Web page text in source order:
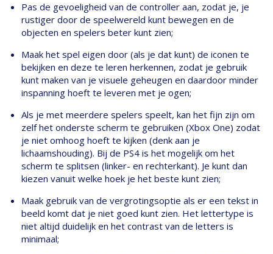
Pas de gevoeligheid van de controller aan, zodat je, je
rustiger door de speelwereld kunt bewegen en de
objecten en spelers beter kunt zien;
Maak het spel eigen door (als je dat kunt) de iconen te
bekijken en deze te leren herkennen, zodat je gebruik
kunt maken van je visuele geheugen en daardoor minder
inspanning hoeft te leveren met je ogen;
Als je met meerdere spelers speelt, kan het fijn zijn om
zelf het onderste scherm te gebruiken (Xbox One) zodat
je niet omhoog hoeft te kijken (denk aan je
lichaamshouding). Bij de PS4 is het mogelijk om het
scherm te splitsen (linker- en rechterkant). Je kunt dan
kiezen vanuit welke hoek je het beste kunt zien;
Maak gebruik van de vergrotingsoptie als er een tekst in
beeld komt dat je niet goed kunt zien. Het lettertype is
niet altijd duidelijk en het contrast van de letters is
minimaal;